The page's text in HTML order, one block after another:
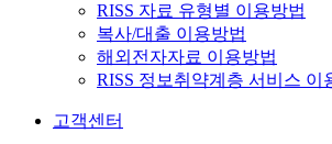
RISS 자료 유형별 이용방법
복사/대출 이용방법
해외전자자료 이용방법
RISS 정보취약계층 서비스 이
고객센터